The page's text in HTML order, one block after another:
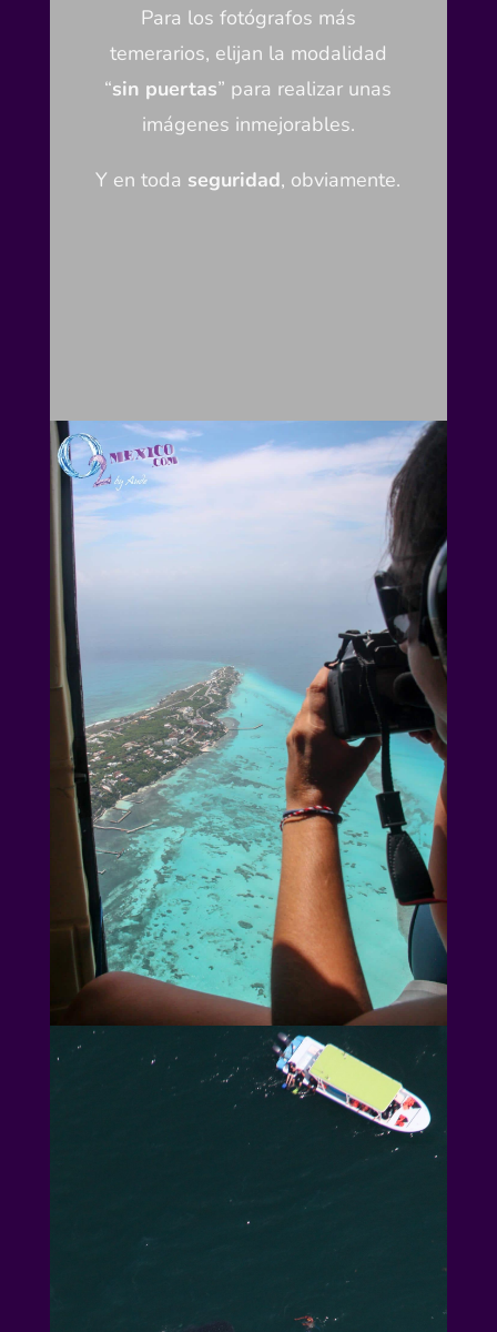
Para los fotógrafos más
temerarios, elijan la modalidad
“sin puertas” para realizar unas
imágenes inmejorables.
Y en toda seguridad, obviamente.